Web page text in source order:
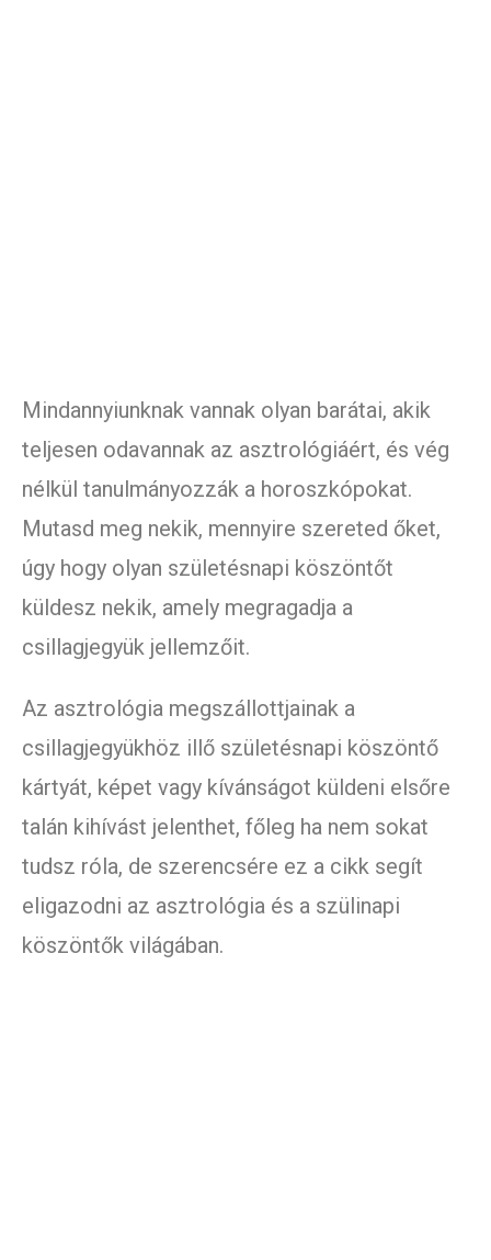
Mindannyiunknak vannak olyan barátai, akik
teljesen odavannak az asztrológiáért, és vég
nélkül tanulmányozzák a horoszkópokat.
Mutasd meg nekik, mennyire szereted őket,
úgy hogy olyan születésnapi köszöntőt
küldesz nekik, amely megragadja a
csillagjegyük jellemzőit.
Az asztrológia megszállottjainak a
csillagjegyükhöz illő születésnapi köszöntő
kártyát, képet vagy kívánságot küldeni elsőre
talán kihívást jelenthet, főleg ha nem sokat
tudsz róla, de szerencsére ez a cikk segít
eligazodni az asztrológia és a szülinapi
köszöntők világában.